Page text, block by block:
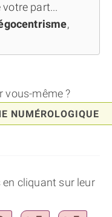
part...
,
vous-même ?
NUMÉROLOGIQUE
cliquant sur leur